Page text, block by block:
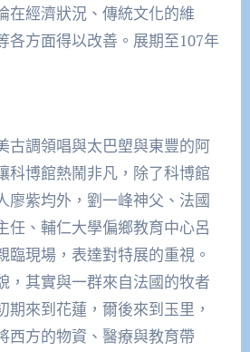
在經濟狀況、傳統文化的維
各方面得以改善。展期至107年
古調領唱與太巴塱與東豐的阿
科博館熱鬧非凡，除了科博館
廖紫均外，劉一峰神父、法國
任、輔仁大學偏鄉教育中心呂
臨現場，表達對特展的重視。
，其實與一群來自法國的牧者
期來到花蓮，爾後來到玉里，
西方的物資、醫療與教育帶